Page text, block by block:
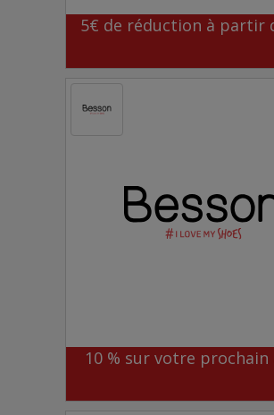
5€ de réduction à partir
10 % sur votre prochain